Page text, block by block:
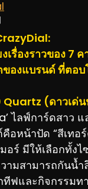
รื่องราวของ 7
องแบรนด์ ที่ตอ
Quartz (ดาวเด่
ไลฟ์การ์ดสาว แ
อหน้าปัด “สีเทอ
อร์ มีให้เลือกทั้ง
ามสามารถกันน้ำ
ฟและกิจกรรมท